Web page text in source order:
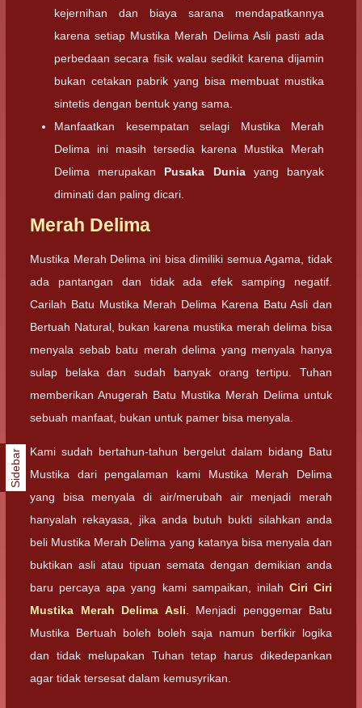
kejernihan dan biaya sarana mendapatkannya
karena setiap Mustika Merah Delima Asli pasti ada
perbedaan secara fisik walau sedikit karena dijamin
bukan cetakan pabrik yang bisa membuat mustika
sintetis dengan bentuk yang sama.
Manfaatkan kesempatan selagi Mustika Merah
Delima ini masih tersedia karena Mustika Merah
Delima merupakan Pusaka Duniayang banyak
diminati dan paling dicari.
Merah Delima
Mustika Merah Delima ini bisa dimiliki semua Agama, tidak
ada pantangan dan tidak ada efek samping negatif.
Carilah Batu Mustika Merah Delima Karena Batu Asli dan
Bertuah Natural, bukan karena mustika merah delima bisa
menyala sebab batu merah delima yang menyala hanya
sulap belaka dan sudah banyak orang tertipu. Tuhan
memberikan Anugerah Batu Mustika Merah Delima untuk
sebuah manfaat, bukan untuk pamer bisa menyala.
Kami sudah bertahun-tahun bergelut dalam bidang Batu
Mustika dari pengalaman kami Mustika Merah Delima
yang bisa menyala di air/merubah air menjadi merah
hanyalah rekayasa, jika anda butuh bukti silahkan anda
beli Mustika Merah Delima yang katanya bisa menyala dan
buktikan asli atau tipuan semata dengan demikian anda
baru percaya apa yang kami sampaikan, inilah Ciri Ciri
Mustika Merah Delima Asli. Menjadi penggemar Batu
Mustika Bertuah boleh boleh saja namun berfikir logika
dan tidak melupakan Tuhan tetap harus dikedepankan
agar tidak tersesat dalam kemusyrikan.
Sidebar